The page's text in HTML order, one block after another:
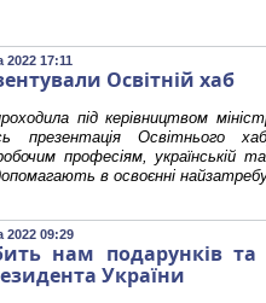
2022 17:11
Освітній хаб
під керівництвом
презентація
професіям, українській
в освоєнні
2022 09:29
нам подарунків
України